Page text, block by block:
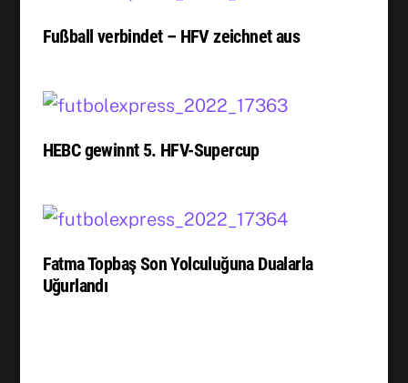
Fußball verbindet – HFV zeichnet aus
HEBC gewinnt 5. HFV-Supercup
Fatma Topbaş Son Yolculuğuna Dualarla
Uğurlandı